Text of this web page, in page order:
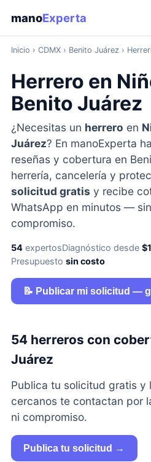
manoExperta
Inicio › CDMX› Benito Juárez ›
Herrero en
Benito Juárez
¿Necesitas un herrero en
Juárez? En manoExperta
reseñas y cobertura en
herrería, cancelería y
solicitud gratis y recibe
WhatsApp en minutos —
compromiso.
54expertosDiagnóstico desde
Presupuesto sin costo
📝 Publicar mi solicitud —
54 herreros con
Juárez
Publica tu solicitud gratis y
cercanos te contactan por
ni compromiso.
Publica tu solicitud →